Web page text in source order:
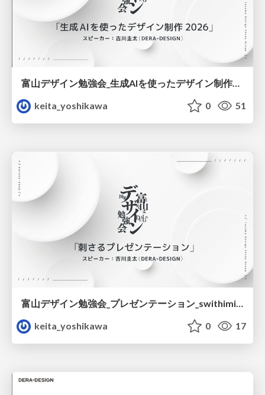
富山デザイン勉強会_生成AIを使ったデザイン制作2026最新版.pdf
keita_yoshikawa
0 51
keita_yoshikawa
0 17